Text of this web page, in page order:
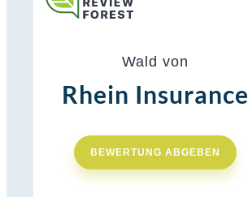
Wald von
Rhein Insurance
BEWERTUNG ABGEBEN